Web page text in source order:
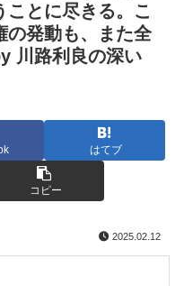
ことに尽きる。こ
の発動も、また全
川路利良の深い
はてブ
コピー
2025.02.12